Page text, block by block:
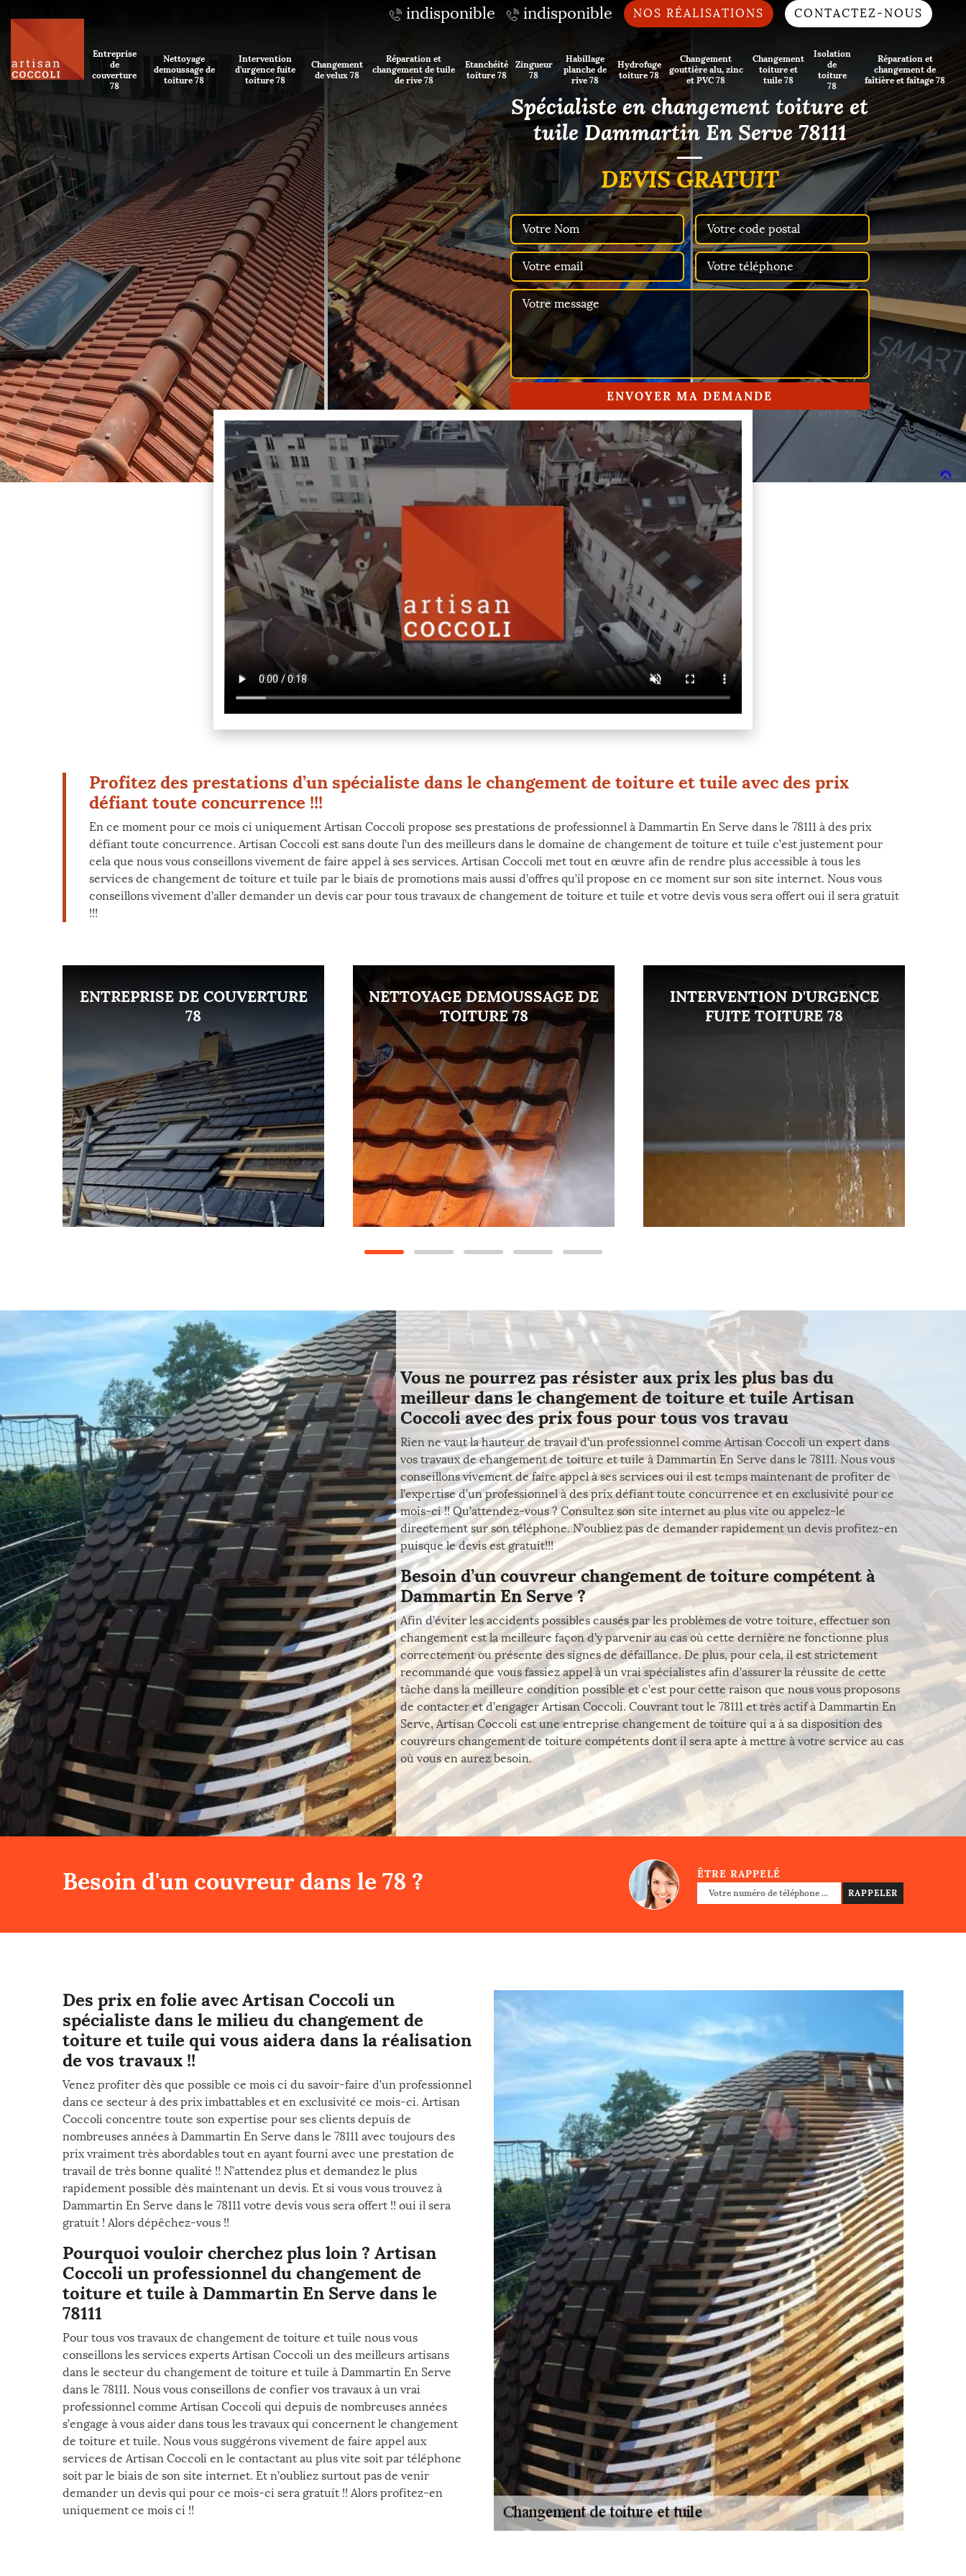
indisponible indisponible NOS RÉALISATIONS CONTACTEZ-NOUS
Entreprise
de
couverture
78
Nettoyage
demoussage de
toiture 78
Intervention
d'urgence fuite
toiture 78
Changement
de velux 78
Réparation et
changement de tuile
de rive 78
Etanchéité
toiture 78
Zingueur
78
Habillage
planche de
rive 78
Hydrofuge
toiture 78
Changement
gouttière alu, zinc
et PVC 78
Changement
toiture et
tuile 78
Isolation
de
toiture
78
Réparation et
changement de
faîtière et faîtage 78
Spécialiste en changement toiture et
tuile Dammartin En Serve 78111
DEVIS GRATUIT
Profitez des prestations d’un spécialiste dans le changement de toiture et tuile avec des prix
défiant toute concurrence !!!
En ce moment pour ce mois ci uniquement Artisan Coccoli propose ses prestations de professionnel à Dammartin En Serve dans le 78111 à des prix
défiant toute concurrence. Artisan Coccoli est sans doute l’un des meilleurs dans le domaine de changement de toiture et tuile c’est justement pour
cela que nous vous conseillons vivement de faire appel à ses services. Artisan Coccoli met tout en œuvre afin de rendre plus accessible à tous les
services de changement de toiture et tuile par le biais de promotions mais aussi d’offres qu’il propose en ce moment sur son site internet. Nous vous
conseillons vivement d’aller demander un devis car pour tous travaux de changement de toiture et tuile et votre devis vous sera offert oui il sera gratuit
!!!
ENTREPRISE DE COUVERTURE
78
NETTOYAGE DEMOUSSAGE DE
TOITURE 78
INTERVENTION D'URGENCE
FUITE TOITURE 78
Vous ne pourrez pas résister aux prix les plus bas du
meilleur dans le changement de toiture et tuile Artisan
Coccoli avec des prix fous pour tous vos travau
Rien ne vaut la hauteur de travail d’un professionnel comme Artisan Coccoli un expert dans
vos travaux de changement de toiture et tuile à Dammartin En Serve dans le 78111. Nous vous
conseillons vivement de faire appel à ses services oui il est temps maintenant de profiter de
l’expertise d’un professionnel à des prix défiant toute concurrence et en exclusivité pour ce
mois-ci !! Qu’attendez-vous ? Consultez son site internet au plus vite ou appelez-le
directement sur son téléphone. N’oubliez pas de demander rapidement un devis profitez-en
puisque le devis est gratuit!!!
Besoin d’un couvreur changement de toiture compétent à
Dammartin En Serve ?
Afin d’éviter les accidents possibles causés par les problèmes de votre toiture, effectuer son
changement est la meilleure façon d’y parvenir au cas où cette dernière ne fonctionne plus
correctement ou présente des signes de défaillance. De plus, pour cela, il est strictement
recommandé que vous fassiez appel à un vrai spécialistes afin d’assurer la réussite de cette
tâche dans la meilleure condition possible et c’est pour cette raison que nous vous proposons
de contacter et d’engager Artisan Coccoli. Couvrant tout le 78111 et très actif à Dammartin En
Serve, Artisan Coccoli est une entreprise changement de toiture qui a à sa disposition des
couvreurs changement de toiture compétents dont il sera apte à mettre à votre service au cas
où vous en aurez besoin.
Besoin d'un couvreur dans le 78 ? ÊTRE RAPPELÉ
Des prix en folie avec Artisan Coccoli un
spécialiste dans le milieu du changement de
toiture et tuile qui vous aidera dans la réalisation
de vos travaux !!
Venez profiter dès que possible ce mois ci du savoir-faire d’un professionnel
dans ce secteur à des prix imbattables et en exclusivité ce mois-ci. Artisan
Coccoli concentre toute son expertise pour ses clients depuis de
nombreuses années à Dammartin En Serve dans le 78111 avec toujours des
prix vraiment très abordables tout en ayant fourni avec une prestation de
travail de très bonne qualité !! N’attendez plus et demandez le plus
rapidement possible dès maintenant un devis. Et si vous vous trouvez à
Dammartin En Serve dans le 78111 votre devis vous sera offert !! oui il sera
gratuit ! Alors dépêchez-vous !!
Pourquoi vouloir cherchez plus loin ? Artisan
Coccoli un professionnel du changement de
toiture et tuile à Dammartin En Serve dans le
78111
Pour tous vos travaux de changement de toiture et tuile nous vous
conseillons les services experts Artisan Coccoli un des meilleurs artisans
dans le secteur du changement de toiture et tuile à Dammartin En Serve
dans le 78111. Nous vous conseillons de confier vos travaux à un vrai
professionnel comme Artisan Coccoli qui depuis de nombreuses années
s’engage à vous aider dans tous les travaux qui concernent le changement
de toiture et tuile. Nous vous suggérons vivement de faire appel aux
services de Artisan Coccoli en le contactant au plus vite soit par téléphone
soit par le biais de son site internet. Et n’oubliez surtout pas de venir
demander un devis qui pour ce mois-ci sera gratuit !! Alors profitez-en
uniquement ce mois ci !!